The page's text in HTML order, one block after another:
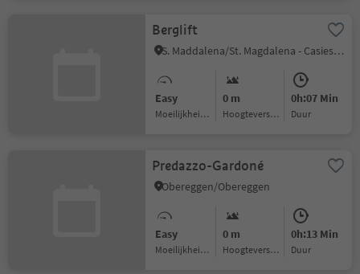
Berglift
S. Maddalena/St. Magdalena - Casies/Gsies, Gsies/Valle di Casies
Easy
Moeilijkheidsgraad
0 m
Hoogteverschil
0h:07 Min
Duur
Predazzo-Gardoné
Obereggen/Obereggen
Easy
Moeilijkheidsgraad
0 m
Hoogteverschil
0h:13 Min
Duur